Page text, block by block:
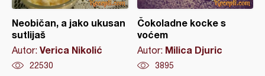
Neobičan, a jako ukusan
sutlijaš
Autor: Verica Nikolić
22530
Čokoladne kocke s
voćem
Autor: Milica Djuric
3895